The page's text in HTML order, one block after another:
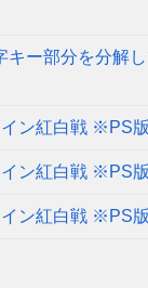
キー部分を分解
ン紅白戦 ※PS
ン紅白戦 ※PS
ン紅白戦 ※PS